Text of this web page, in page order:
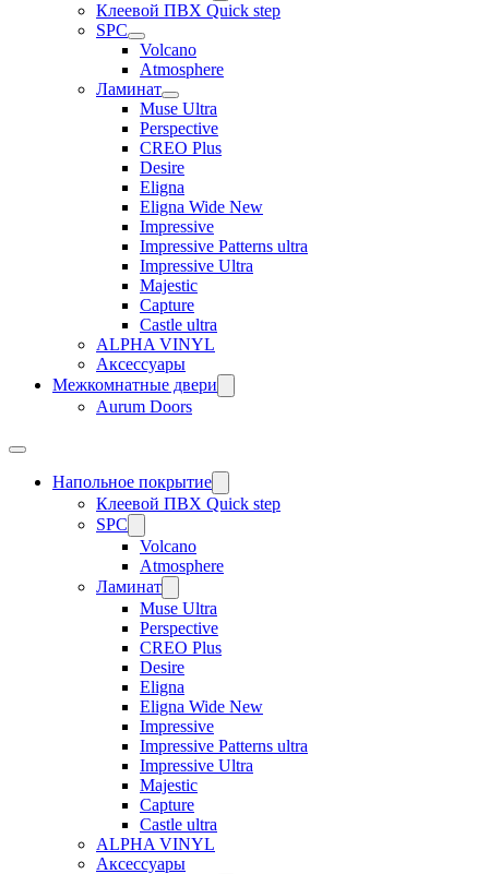
Клеевой ПВХ Quick step
SPC
Volcano
Atmosphere
Ламинат
Muse Ultra
Perspective
CREO Plus
Desire
Eligna
Eligna Wide New
Impressive
Impressive Patterns ultra
Impressive Ultra
Majestic
Capture
Castle ultra
ALPHA VINYL
Аксессуары
Межкомнатные двери
Aurum Doors
Напольное покрытие
Клеевой ПВХ Quick step
SPC
Volcano
Atmosphere
Ламинат
Muse Ultra
Perspective
CREO Plus
Desire
Eligna
Eligna Wide New
Impressive
Impressive Patterns ultra
Impressive Ultra
Majestic
Capture
Castle ultra
ALPHA VINYL
Аксессуары